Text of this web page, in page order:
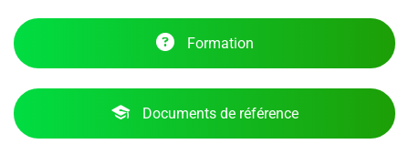
Formation
Documents de référence